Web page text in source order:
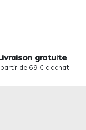
gratuite
partir de 69 € d'achat